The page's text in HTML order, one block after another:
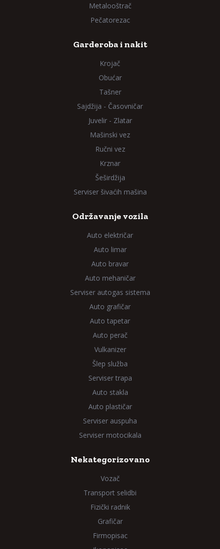
Metalooštrač
Pečatorezac
Garderoba i nakit
Krojač
Obućar
Tašner
Sajdžija - Časovničar
Juvelir - Zlatar
Mašinski vez
Ručni vez
Krznar
Šeširdžija
Serviser šivaćih mašina
Održavanje vozila
Auto električar
Auto limar
Auto bravar
Auto mehaničar
Serviser autogas sistema
Auto grafičar
Auto tapetar
Auto perač
Vulkanizer
Šlep služba
Serviser trapa
Auto stakla
Auto plastičar
Serviser auspuha
Serviser motocikala
Nekategorizovano
Vozač
Transport selidbi
Fizički radnik
Grafičar
Firmopisac